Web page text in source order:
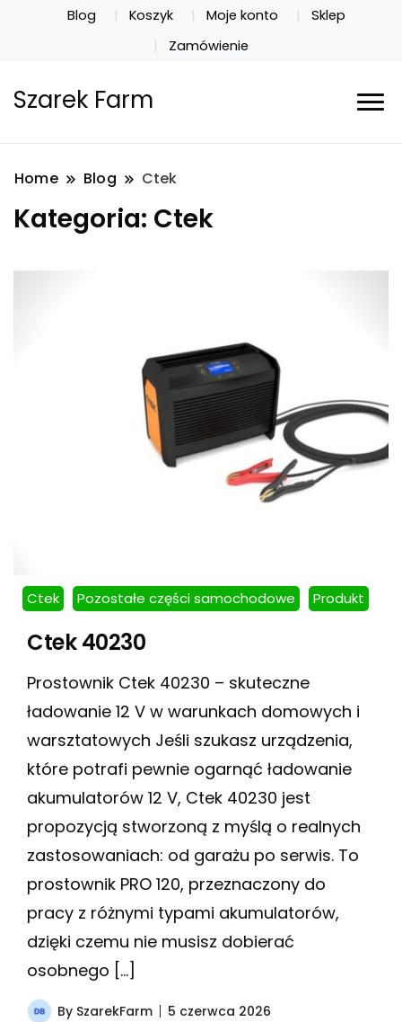
Blog Koszyk Moje konto
Sklep
Zamówienie
Szarek Farm
Home Blog Ctek
Kategoria: Ctek
Ctek Pozostałe części samochodowe Produkt
Ctek 40230
Prostownik Ctek 40230 – skuteczne
ładowanie 12 V w warunkach domowych i
warsztatowych Jeśli szukasz urządzenia,
które potrafi pewnie ogarnąć ładowanie
akumulatorów 12 V, Ctek 40230 jest
propozycją stworzoną z myślą o realnych
zastosowaniach: od garażu po serwis. To
prostownik PRO 120, przeznaczony do
pracy z różnymi typami akumulatorów,
dzięki czemu nie musisz dobierać
osobnego […]
By SzarekFarm 5 czerwca 2026